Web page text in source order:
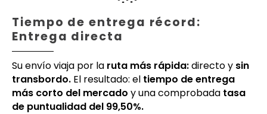
Tiempo de entrega récord:
Entrega directa
Su envío viaja por la ruta más rápida:directo y sin
transbordo. El resultado: el tiempo de entrega
más corto del mercado y una comprobada tasa
de puntualidad del 99,50%.